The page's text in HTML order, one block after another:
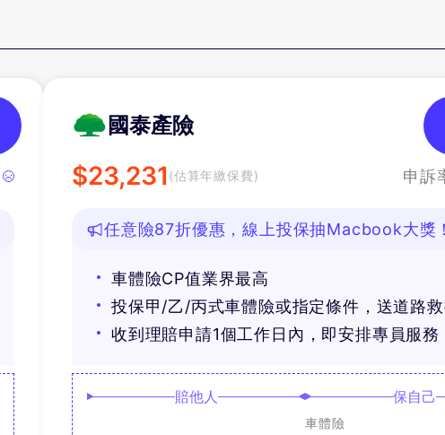
國泰產險
$23,231 (估算年繳保費) 申訴
任意險87折優惠，線上投保抽Macbook大獎！
車體險CP值業界最高
投保甲/乙/丙式車體險或指定條件，送道路
收到理賠申請1個工作日內，即安排專員服務
賠他人 保自己
車體險